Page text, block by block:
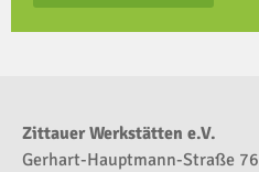
Zittauer Werkstätten e.V.
Gerhart-Hauptmann-Straße 76